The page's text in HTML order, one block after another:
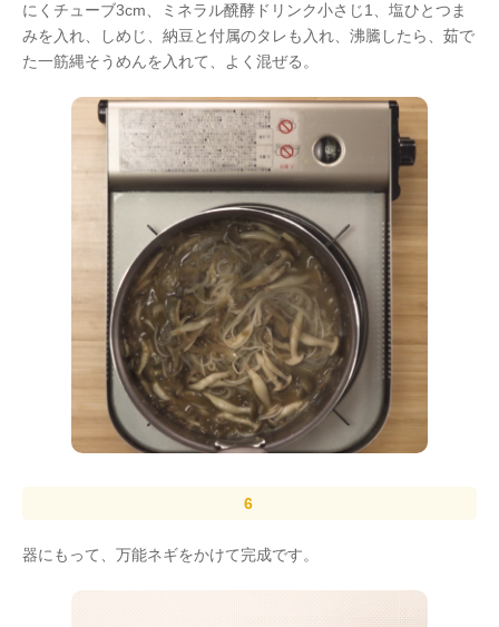
にくチューブ3cm、ミネラル醗酵ドリンク小さじ1、塩ひとつま
みを入れ、しめじ、納豆と付属のタレも入れ、沸騰したら、茹で
た一筋縄そうめんを入れて、よく混ぜる。
器にもって、万能ネギをかけて完成です。